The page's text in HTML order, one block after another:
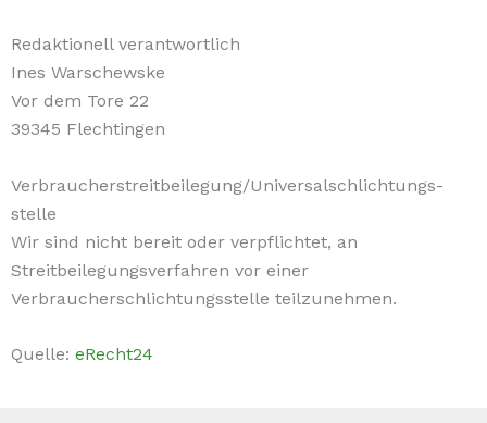
Redaktionell verantwortlich
Ines Warschewske
Vor dem Tore 22
39345 Flechtingen
Verbraucher­streit­beilegung/Universal­schlichtungs­
stelle
Wir sind nicht bereit oder verpflichtet, an
Streitbeilegungsverfahren vor einer
Verbraucherschlichtungsstelle teilzunehmen.
Quelle: eRecht24